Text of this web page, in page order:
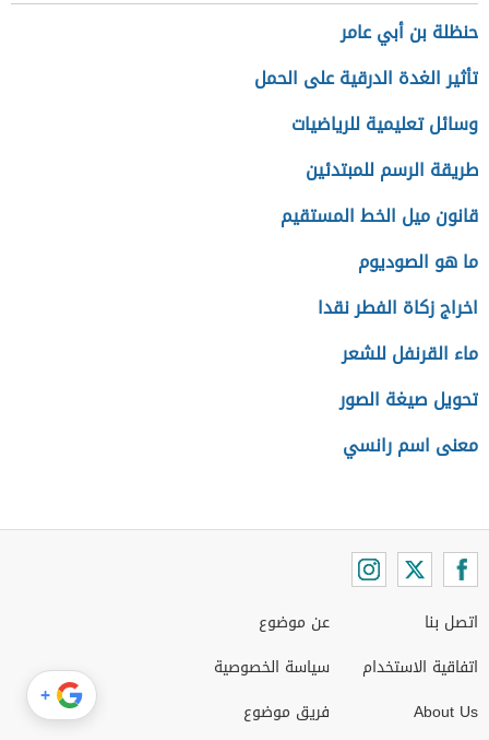
حنظلة بن أبي عامر
تأثير الغدة الدرقية على الحمل
وسائل تعليمية للرياضيات
طريقة الرسم للمبتدئين
قانون ميل الخط المستقيم
ما هو الصوديوم
اخراج زكاة الفطر نقدا
ماء القرنفل للشعر
تحويل صيغة الصور
معنى اسم رانسي
اتصل بنا
اتفاقية الاستخدام
About Us
عن موضوع
سياسة الخصوصية
فريق موضوع
+